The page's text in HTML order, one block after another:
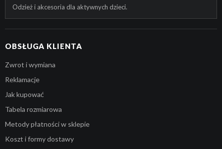
Odzież i akcesoria dla aktywnych dzieci.
OBSŁUGA KLIENTA
Zwrot i wymiana
Reklamacje
Jak kupować
Tabela rozmiarowa
Metody płatności w sklepie
Koszt i formy dostawy